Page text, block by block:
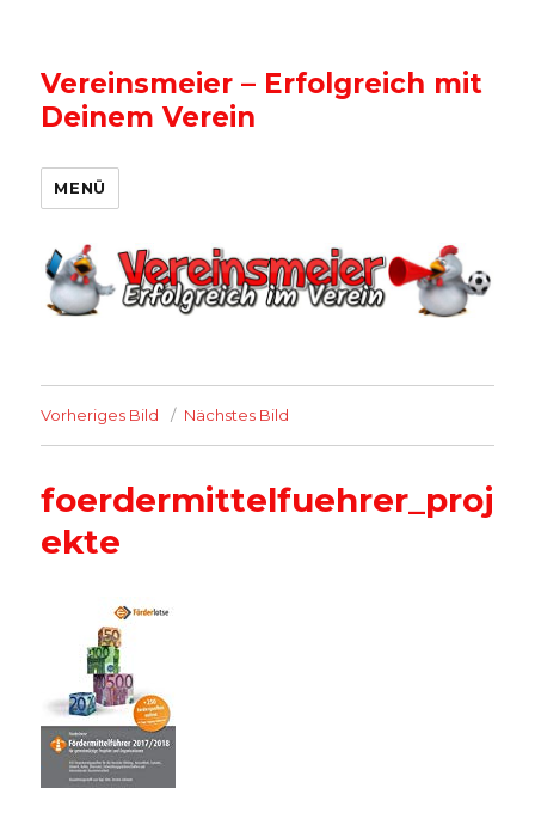
Vereinsmeier – Erfolgreich mit
Deinem Verein
MENÜ
Vorheriges Bild Nächstes Bild
foerdermittelfuehrer_proj
ekte